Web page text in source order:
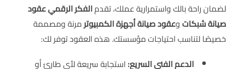
لضمان راحة بالك واستمرارية عملك، تقدمالفكر الرقميعقود
صيانة شبكاتوعقود صيانة أجهزة الكمبيوترمرنة ومصممة
خصيصًا لتناسب احتياجات مؤسستك. هذه العقود توفر لك:
الدعم الفني السريع: استجابة سريعة لأي طارئ أو